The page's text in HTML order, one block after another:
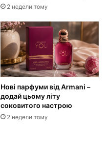
2 недели тому
Нові парфуми від Armani –
додай цьому літу
соковитого настрою
2 недели тому